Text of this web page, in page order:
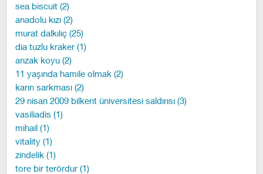
sea biscuit (2)
anadolu kızı (2)
murat dalkılıç (25)
dia tuzlu kraker (1)
anzak koyu (2)
11 yaşında hamile olmak (2)
karın sarkması (2)
29 nisan 2009 bilkent üniversitesi saldırısı (3)
vasiliadis (1)
mihail (1)
vitality (1)
zindelik (1)
tore bir terördur (1)